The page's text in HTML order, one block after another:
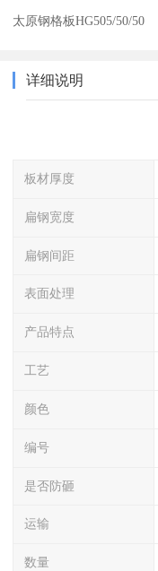
太原钢格板HG505/50/50
详细说明
板材厚度
扁钢宽度
扁钢间距
表面处理
产品特点
工艺
颜色
编号
是否防砸
运输
数量